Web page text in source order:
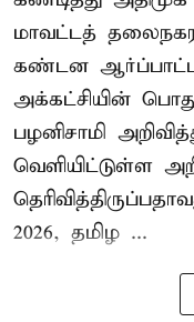
மாவட்டத்
கண்டன
அக்கட்சியின்
பழனிசாமி
வெளியிட்டுள்ள
2026, தமிழ ...